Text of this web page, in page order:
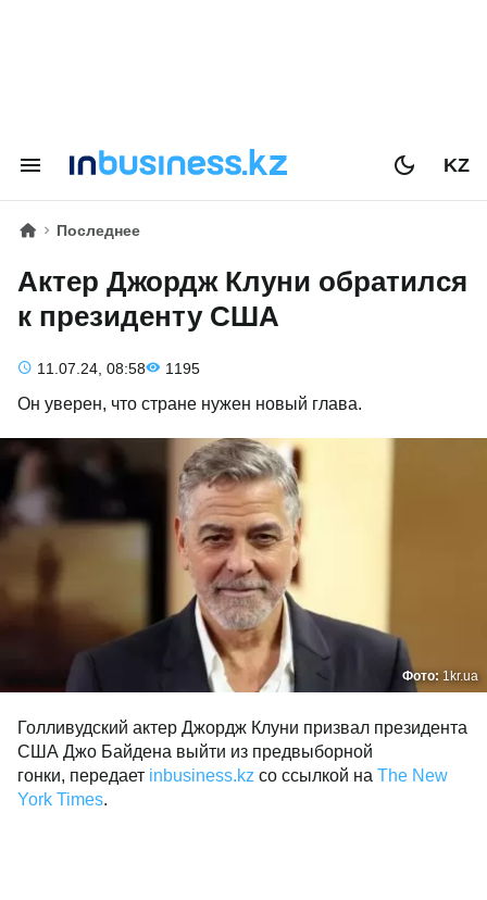
KZ
Последнее
Актер Джордж Клуни обратился
к президенту США
11.07.24, 08:58 1195
Он уверен, что стране нужен новый глава.
Фото: 1kr.ua
Голливудский актер Джордж Клуни призвал президента
США Джо Байдена выйти из предвыборной
гонки, передает inbusiness.kz со ссылкой на The New
York Times.